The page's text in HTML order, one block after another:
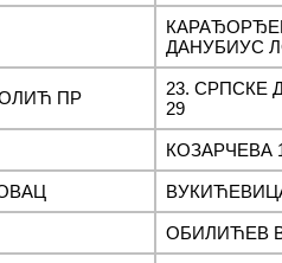
ДАНУБИУС
ПР
23. СРПСКЕ
29
КОЗАРЧЕВА
ОБИЛИЋЕВ